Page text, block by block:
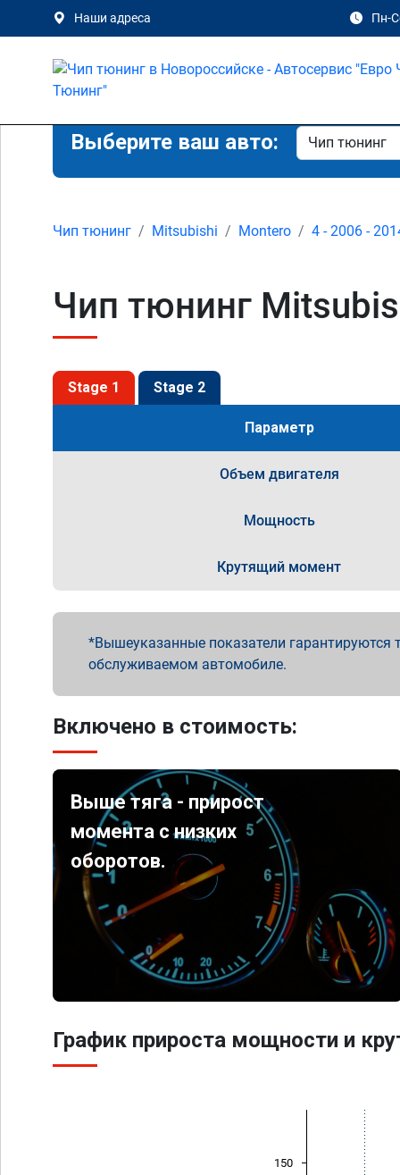
Наши адреса Пн-
Выберите ваш авто:
Чип тюнинг Mitsubishi Montero 4 - 2006 -
Чип тюнинг
Stage 1 Stage 2
Параметр
Объем двигателя
Мощность
Крутящий момент
Вышеуказанные показатели гарантируются
обслуживаемом автомобиле.
Включено в стоимость:
Выше тяга - прирост
момента с низких
оборотов.
График прироста мощности и
150